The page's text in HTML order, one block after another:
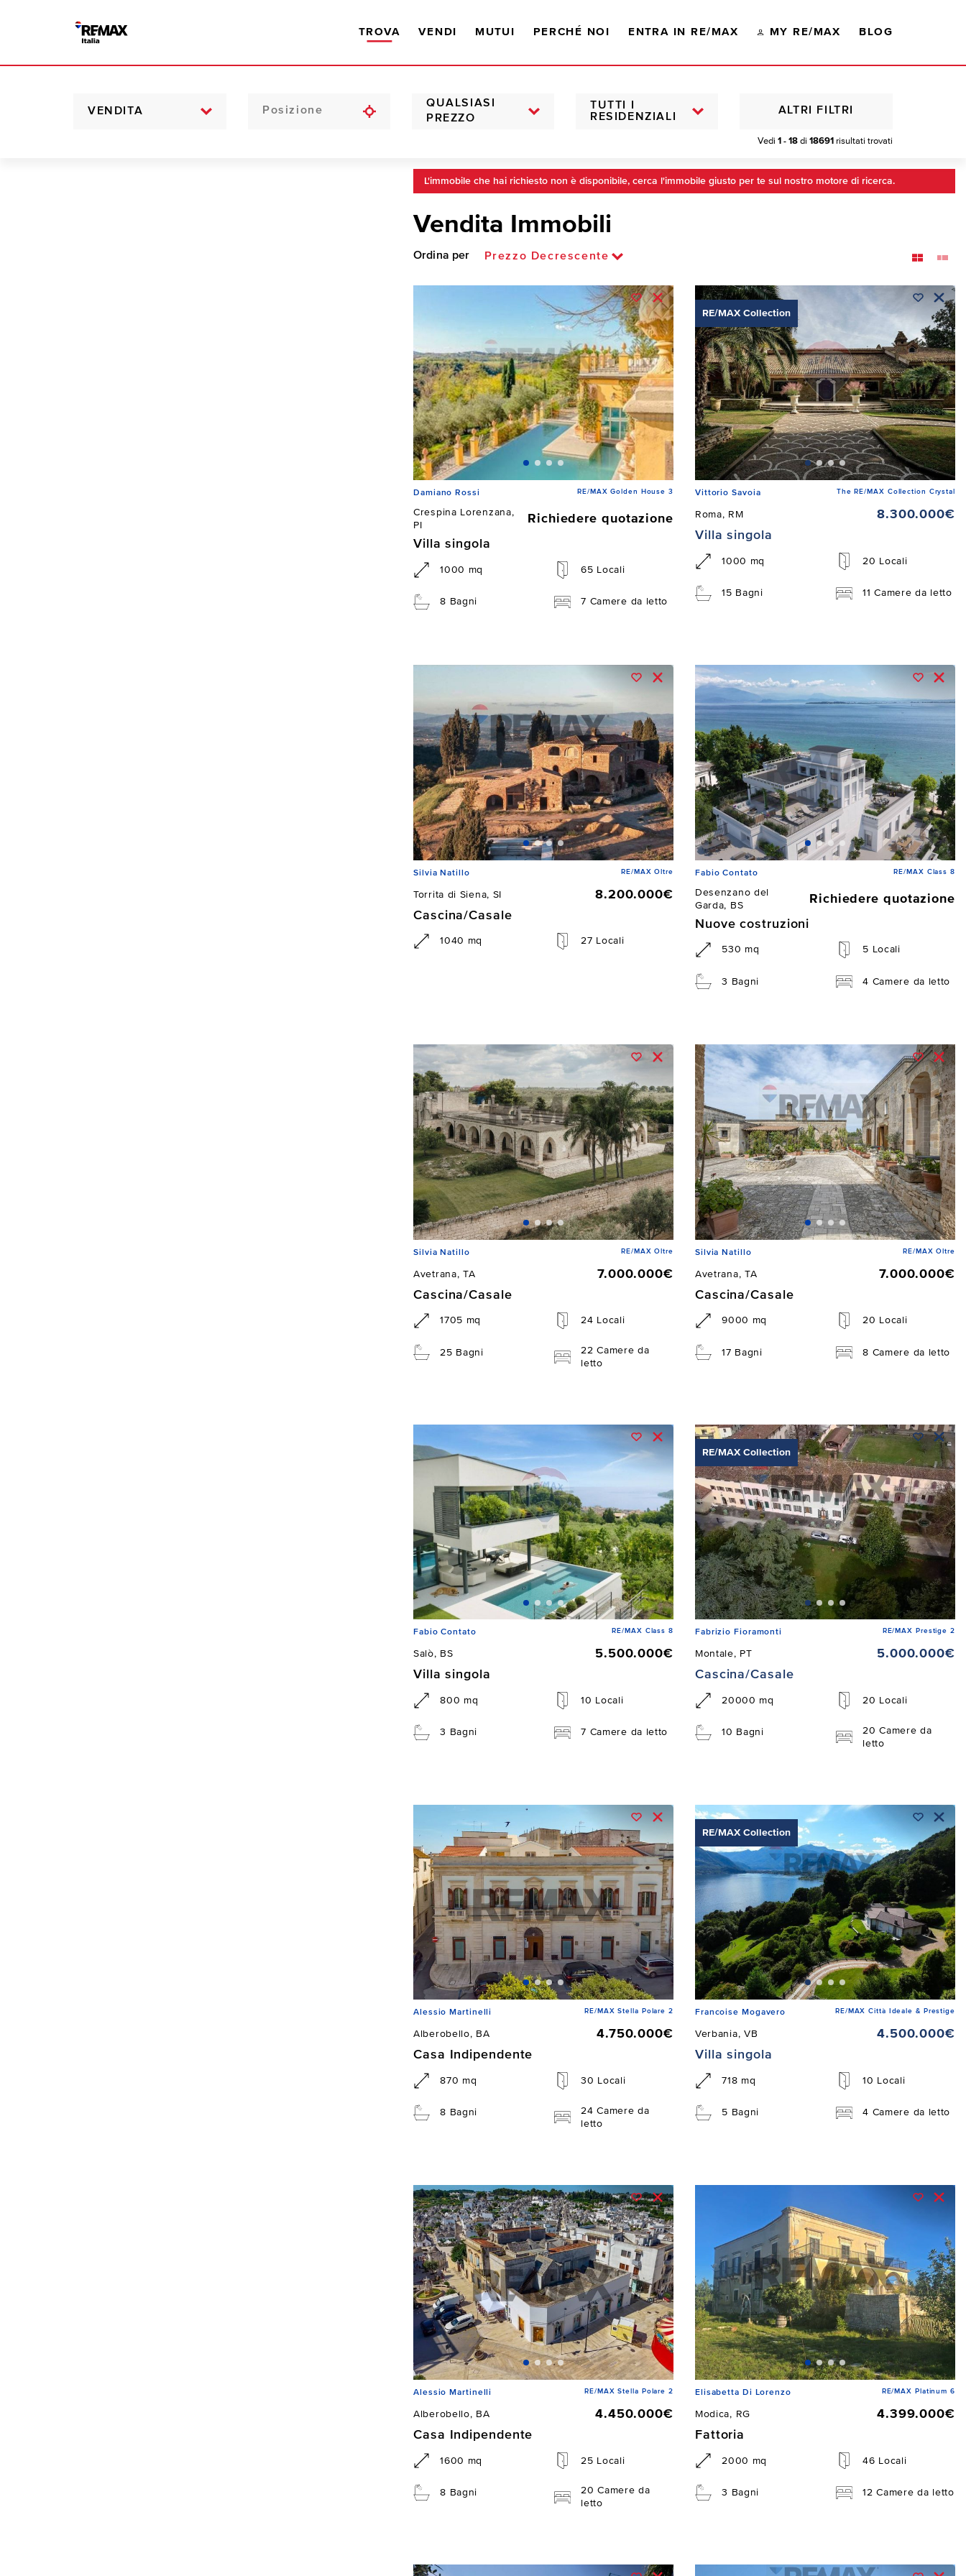
TROVA VENDI MUTUI PERCHÉ NOI ENTRA IN RE/MAX MY RE/MAX BLOG
VENDITA
QUALSIASI
PREZZO
TUTTI I
RESIDENZIALI
Vedi 1 - 18 di 18691 risultati trovati
ALTRI FILTRI
L'immobile che hai richiesto non è disponibile, cerca l'immobile giusto per te sul nostro motore di ricerca.
Vendita Immobili
Ordina per Prezzo Decrescente
Damiano Rossi RE/MAX Golden House 3
Crespina Lorenzana,
PI
Richiedere quotazione
Villa singola
1000 mq 65 Locali
8 Bagni 7 Camere da letto
RE/MAX Collection
Vittorio Savoia The RE/MAX Collection Crystal
Roma, RM
8.300.000€
Villa singola
1000 mq 20 Locali
15 Bagni 11 Camere da letto
Silvia Natillo RE/MAX Oltre
Torrita di Siena, SI
8.200.000€
Cascina/Casale
1040 mq 27 Locali
Fabio Contato RE/MAX Class 8
Desenzano del
Garda, BS
Richiedere quotazione
Nuove costruzioni
530 mq 5 Locali
3 Bagni 4 Camere da letto
Silvia Natillo RE/MAX Oltre
Avetrana, TA
7.000.000€
Cascina/Casale
1705 mq 24 Locali
25 Bagni
22 Camere da
letto
Silvia Natillo RE/MAX Oltre
Avetrana, TA
7.000.000€
Cascina/Casale
9000 mq 20 Locali
17 Bagni 8 Camere da letto
Fabio Contato RE/MAX Class 8
Salò, BS
5.500.000€
Villa singola
800 mq 10 Locali
3 Bagni 7 Camere da letto
RE/MAX Collection
Fabrizio Fioramonti RE/MAX Prestige 2
Montale, PT
5.000.000€
Cascina/Casale
20000 mq 20 Locali
10 Bagni
20 Camere da
letto
Alessio Martinelli RE/MAX Stella Polare 2
Alberobello, BA
4.750.000€
Casa Indipendente
870 mq 30 Locali
8 Bagni
24 Camere da
letto
RE/MAX Collection
Francoise Mogavero RE/MAX Città Ideale & Prestige
Verbania, VB
4.500.000€
Villa singola
718 mq 10 Locali
5 Bagni 4 Camere da letto
Alessio Martinelli RE/MAX Stella Polare 2
Alberobello, BA
4.450.000€
Casa Indipendente
1600 mq 25 Locali
8 Bagni
20 Camere da
letto
Elisabetta Di Lorenzo RE/MAX Platinum 6
Modica, RG
4.399.000€
Fattoria
2000 mq 46 Locali
3 Bagni 12 Camere da letto